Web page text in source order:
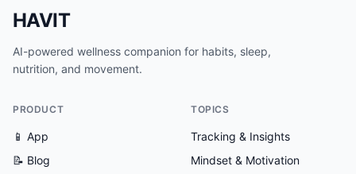
HAVIT
AI-powered wellness companion for habits, sleep,
nutrition, and movement.
PRODUCT
📱 App
📝 Blog
TOPICS
Tracking & Insights
Mindset & Motivation